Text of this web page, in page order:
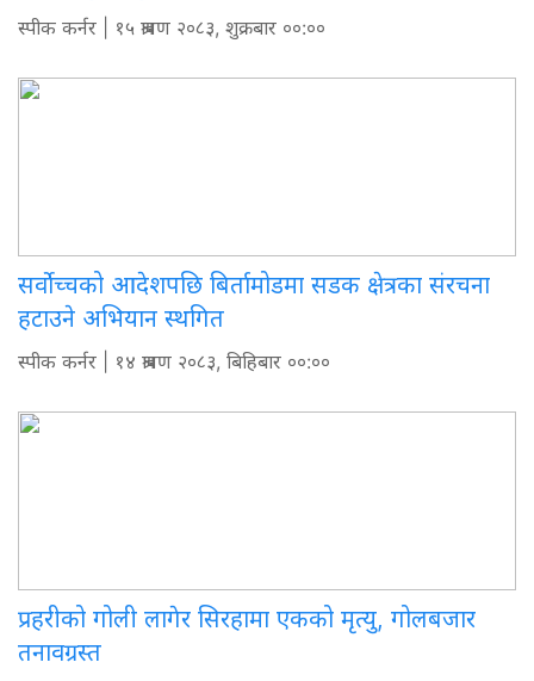
स्पीक कर्नर | १५ श्रावण २०८३, शुक्रबार ००:००
सर्वोच्चको आदेशपछि बिर्तामोडमा सडक क्षेत्रका संरचना
हटाउने अभियान स्थगित
स्पीक कर्नर | १४ श्रावण २०८३, बिहिबार ००:००
प्रहरीको गोली लागेर सिरहामा एकको मृत्यु, गोलबजार
तनावग्रस्त